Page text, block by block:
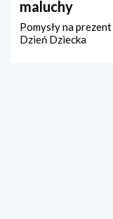
maluchy
Pomysły na
Dzień Dziecka